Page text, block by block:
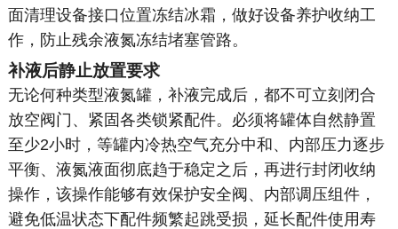
面清理设备接口位置冻结冰霜，做好设备养护收纳工
作，防止残余液氮冻结堵塞管路。
补液后静止放置要求
无论何种类型液氮罐，补液完成后，都不可立刻闭合
放空阀门、紧固各类锁紧配件。必须将罐体自然静置
至少2小时，等罐内冷热空气充分中和、内部压力逐步
平衡、液氮液面彻底趋于稳定之后，再进行封闭收纳
操作，该操作能够有效保护安全阀、内部调压组件，
避免低温状态下配件频繁起跳受损，延长配件使用寿